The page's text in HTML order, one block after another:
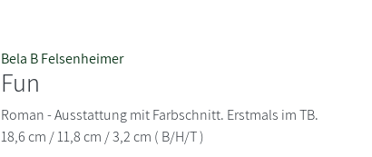
Bela B Felsenheimer
Fun
Roman - Ausstattung mit Farbschnitt. Erstmals im TB.
18,6 cm / 11,8 cm / 3,2 cm ( B/H/T )